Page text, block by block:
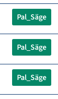
Pal_Säge
Pal_Säge
Pal_Säge